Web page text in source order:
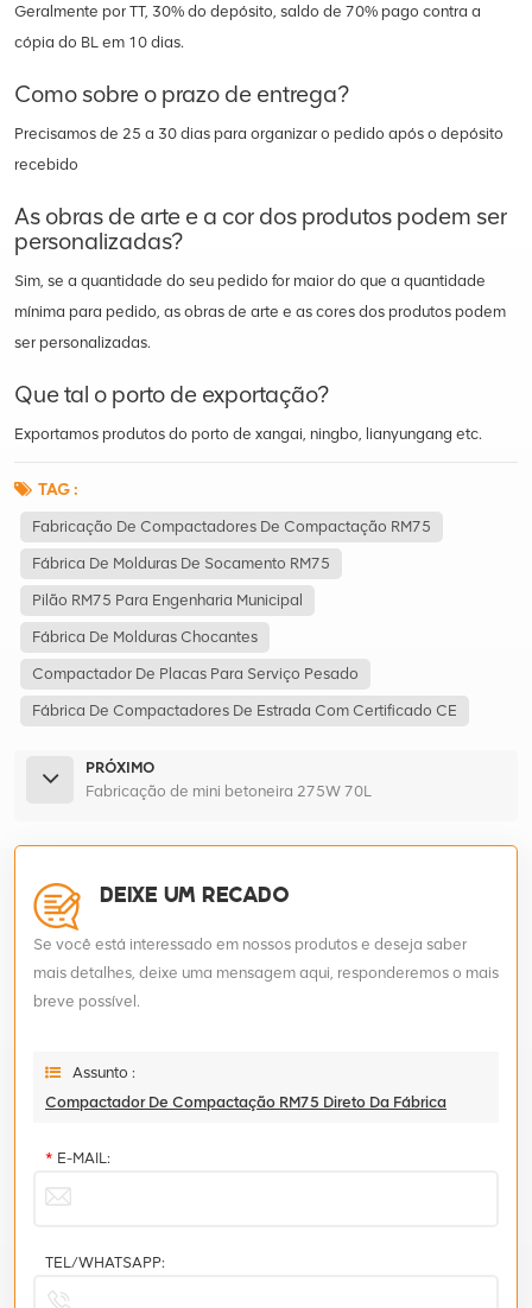
Geralmente por TT, 30% do depósito, saldo de 70% pago contra a
cópia do BL em 10 dias.
Como sobre o prazo de entrega?
Precisamos de 25 a 30 dias para organizar o pedido após o depósito
recebido
As obras de arte e a cor dos produtos podem ser
personalizadas?
Sim, se a quantidade do seu pedido for maior do que a quantidade
mínima para pedido, as obras de arte e as cores dos produtos podem
ser personalizadas.
Que tal o porto de exportação?
Exportamos produtos do porto de xangai, ningbo, lianyungang etc.
TAG :
Fabricação De Compactadores De Compactação RM75
Fábrica De Molduras De Socamento RM75
Pilão RM75 Para Engenharia Municipal
Fábrica De Molduras Chocantes
Compactador De Placas Para Serviço Pesado
Fábrica De Compactadores De Estrada Com Certificado CE
PRÓXIMO
Fabricação de mini betoneira 275W 70L
DEIXE UM RECADO
Se você está interessado em nossos produtos e deseja saber
mais detalhes, deixe uma mensagem aqui, responderemos o mais
breve possível.
Assunto :
Compactador De Compactação RM75 Direto Da Fábrica
* E-MAIL:
TEL/WHATSAPP: